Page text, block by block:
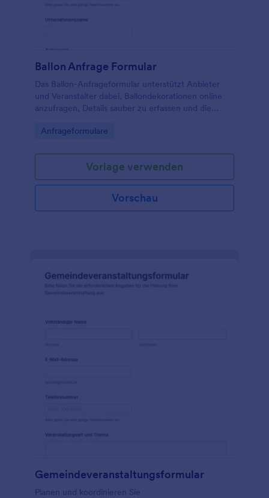
Ballon Anfrage Formular
Das Ballon-Anfrageformular unterstützt Anbieter
und Veranstalter dabei, Ballondekorationen online
anzufragen, Details sauber zu erfassen und die
Planung übersichtlich zu organisieren.
Go to Category:
Anfrageformulare
Vorlage verwenden
Vorschau
Gemeindeveranstaltungsformular
Planen und koordinieren Sie